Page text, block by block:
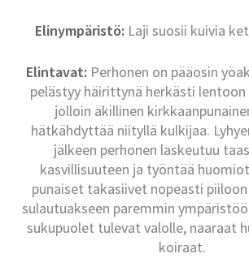
Elinympäristö:Laji suosii kuivia
Elintavat:Perhonen on pääosin
pelästyy häirittynä herkästi lentoon
jolloin äkillinen
hätkähdyttää niityllä kulkijaa.
jälkeen perhonen laskeutuu
kasvillisuuteen ja työntää
punaiset takasiivet nopeasti
sulautuakseen paremmin
sukupuolet tulevat valolle, naaraat
koiraat.